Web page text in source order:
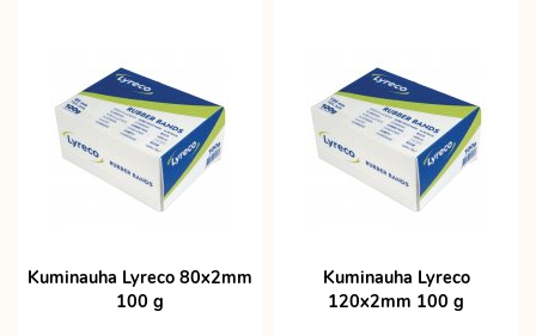
Kuminauha Lyreco 80x2mm
100 g
Kuminauha Lyreco
120x2mm 100 g